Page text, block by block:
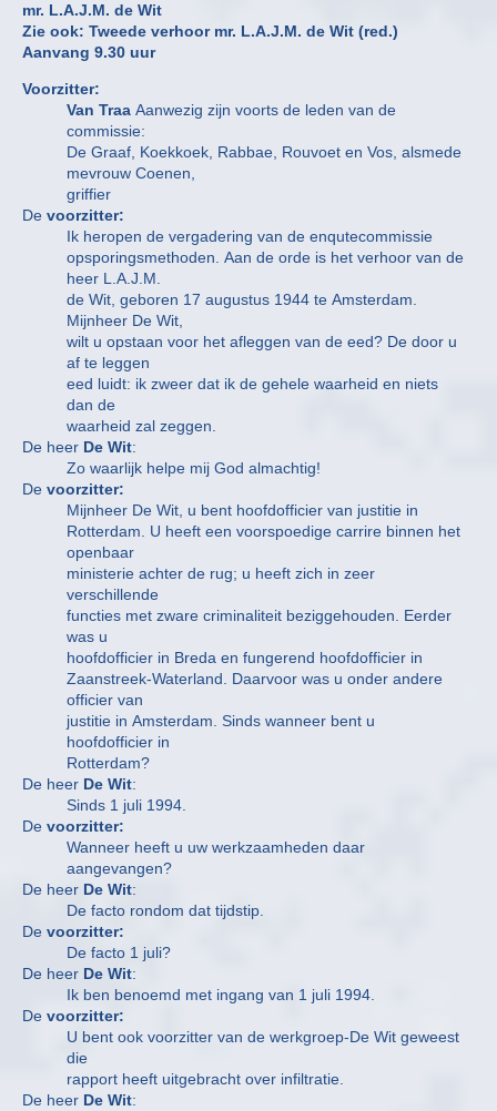
mr. L.A.J.M. de Wit
Zie ook: Tweede verhoor mr. L.A.J.M. de Wit (red.)
Aanvang 9.30 uur
Voorzitter:
Van Traa Aanwezig zijn voorts de leden van de
commissie:
De Graaf, Koekkoek, Rabbae, Rouvoet en Vos, alsmede
mevrouw Coenen,
griffier
De voorzitter:
Ik heropen de vergadering van de enqutecommissie
opsporingsmethoden. Aan de orde is het verhoor van de
heer L.A.J.M.
de Wit, geboren 17 augustus 1944 te Amsterdam.
Mijnheer De Wit,
wilt u opstaan voor het afleggen van de eed? De door u
af te leggen
eed luidt: ik zweer dat ik de gehele waarheid en niets
dan de
waarheid zal zeggen.
De heer De Wit:
Zo waarlijk helpe mij God almachtig!
De voorzitter:
Mijnheer De Wit, u bent hoofdofficier van justitie in
Rotterdam. U heeft een voorspoedige carrire binnen het
openbaar
ministerie achter de rug; u heeft zich in zeer
verschillende
functies met zware criminaliteit beziggehouden. Eerder
was u
hoofdofficier in Breda en fungerend hoofdofficier in
Zaanstreek-Waterland. Daarvoor was u onder andere
officier van
justitie in Amsterdam. Sinds wanneer bent u
hoofdofficier in
Rotterdam?
De heer De Wit:
Sinds 1 juli 1994.
De voorzitter:
Wanneer heeft u uw werkzaamheden daar
aangevangen?
De heer De Wit:
De facto rondom dat tijdstip.
De voorzitter:
De facto 1 juli?
De heer De Wit:
Ik ben benoemd met ingang van 1 juli 1994.
De voorzitter:
U bent ook voorzitter van de werkgroep-De Wit geweest
die
rapport heeft uitgebracht over infiltratie.
De heer De Wit: